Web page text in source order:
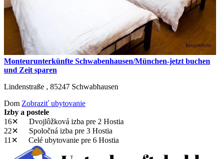
Monteurunterkünfte Schwabenhausen/München-jetzt buchen
und Zeit sparen
Lindenstraße , 85247 Schwabhausen
Dom Zobraziť ubytovanie
Izby a postele
16✕
Dvojlôžková izba pre 2 Hostia
22✕
Spoločná izba pre 3 Hostia
11✕
Celé ubytovanie pre 6 Hostia